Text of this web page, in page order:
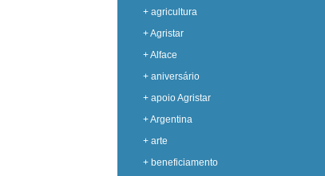
+ agricultura
+ Agristar
+ Alface
+ aniversário
+ apoio Agristar
+ Argentina
+ arte
+ beneficiamento